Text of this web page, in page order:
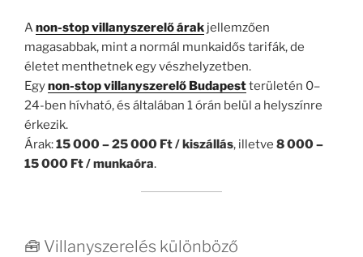
Anon-stop villanyszerelő árak jellemzően
magasabbak, mint a normál munkaidős tarifák, de
életet menthetnek egy vészhelyzetben.
Egynon-stop villanyszerelő Budapestterületén 0–
24-ben hívható, és általában 1 órán belül a helyszínre
érkezik.
Árak:15 000 – 25 000 Ft / kiszállás, illetve 8 000 –
15 000 Ft / munkaóra.
🧰 Villanyszerelés különböző